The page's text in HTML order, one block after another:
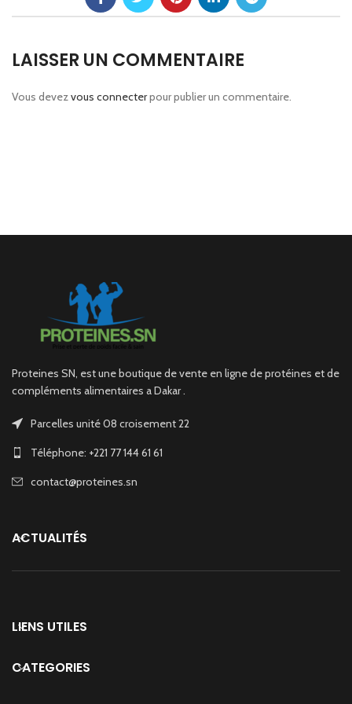
LAISSER UN COMMENTAIRE
Vous devezvous connecterpour publier un commentaire.
Proteines SN, est une boutique de vente en ligne de protéines et de
compléments alimentaires a Dakar .
Parcelles unité 08 croisement 22
Téléphone: +221 77 144 61 61
contact@proteines.sn
ACTUALITÉS
LIENS UTILES
CATEGORIES